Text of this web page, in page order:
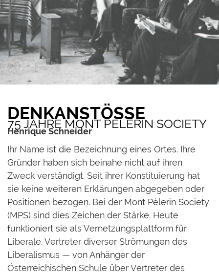
DENKANSTÖSSE
75 JAHRE MONT PÈLERIN SOCIETY
Henrique Schneider
Ihr Name ist die Bezeichnung eines Ortes. Ihre
Gründer haben sich beinahe nicht auf ihren
Zweck verständigt. Seit ihrer Konstituierung hat
sie keine weiteren Erklärungen abgegeben oder
Positionen bezogen. Bei der Mont Pèlerin Society
(MPS) sind dies Zeichen der Stärke. Heute
funktioniert sie als Vernetzungsplattform für
Liberale. Vertreter diverser Strömungen des
Liberalismus — von Anhänger der
Österreichischen Schule über Vertreter des